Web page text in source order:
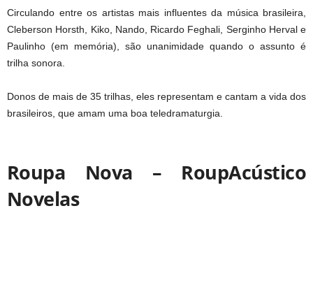
Circulando entre os artistas mais influentes da música brasileira,
Cleberson Horsth, Kiko, Nando, Ricardo Feghali, Serginho Herval e
Paulinho (em memória), são unanimidade quando o assunto é
trilha sonora.
Donos de mais de 35 trilhas, eles representam e cantam a vida dos
brasileiros, que amam uma boa teledramaturgia.
Roupa Nova – RoupAcústico
Novelas